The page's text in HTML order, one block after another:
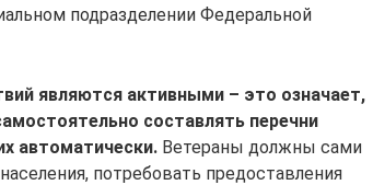
подразделении Федеральной
являются активными – это означает,
составлять перечни
автоматически. Ветераны должны сами
потребовать предоставления